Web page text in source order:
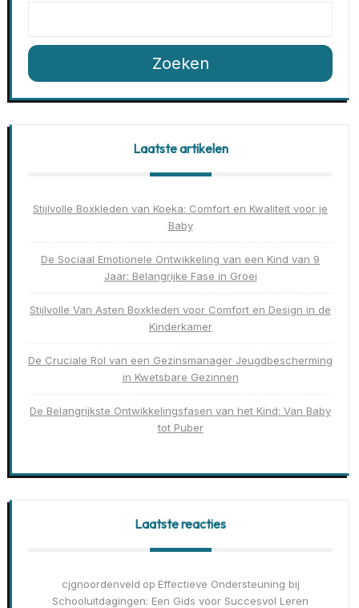
Zoeken
Laatste artikelen
Stijlvolle Boxkleden van Koeka: Comfort en Kwaliteit voor je
Baby
De Sociaal Emotionele Ontwikkeling van een Kind van 9
Jaar: Belangrijke Fase in Groei
Stijlvolle Van Asten Boxkleden voor Comfort en Design in de
Kinderkamer
De Cruciale Rol van een Gezinsmanager Jeugdbescherming
in Kwetsbare Gezinnen
De Belangrijkste Ontwikkelingsfasen van het Kind: Van Baby
tot Puber
Laatste reacties
cjgnoordenveld op Effectieve Ondersteuning bij
Schooluitdagingen: Een Gids voor Succesvol Leren